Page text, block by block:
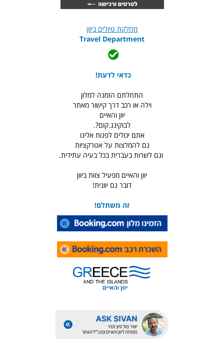
מחלקת טיולים ביוון
Travel Department
כדאי לדעת!
התחלתם הזמנה למלון
וילה או רכב דרך קישור מאתר
יוון והאיים
לבוקינג.קום?.
אתם יכולים לפנות אלינו
גם להמלצות על אטרקציות
וגם לשרות בעברית בכל בעיה עתידית.
יוון והאיים מפעיל צוות ביוון
דובר גם יוונית!
זה משתלם!